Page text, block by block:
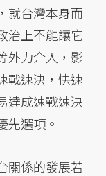
就台灣本身而
治上不能讓它
外力介入，影
戰速決，快速
達成速戰速決
先選項。
關係的發展若